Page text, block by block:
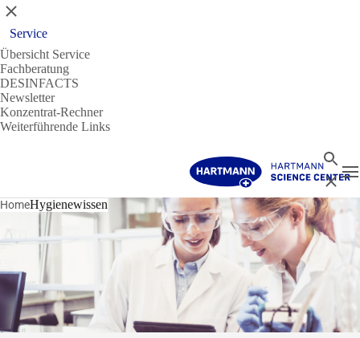
Schließen
Service
Übersicht Service
Fachberatung
DESINFACTS
Newsletter
Konzentrat-Rechner
Weiterführende Links
Suche
HomeHygienewissen